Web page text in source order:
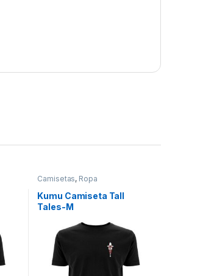
Camisetas, Ropa
Kumu Camiseta Tall
Tales-M